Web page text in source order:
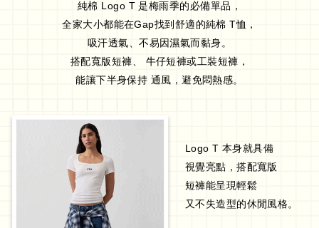
純棉 Logo T 是梅雨季的必備單品，
全家大小都能在Gap找到舒適的純棉 T恤，
吸汗透氣、不易因濕氣而黏身。
搭配寬版短褲、 牛仔短褲或工裝短褲，
能讓下半身保持 通風，避免悶熱感。
Logo T 本身就具備
視覺亮點，搭配寬版
短褲能呈現輕鬆
又不失造型的休閒風格。